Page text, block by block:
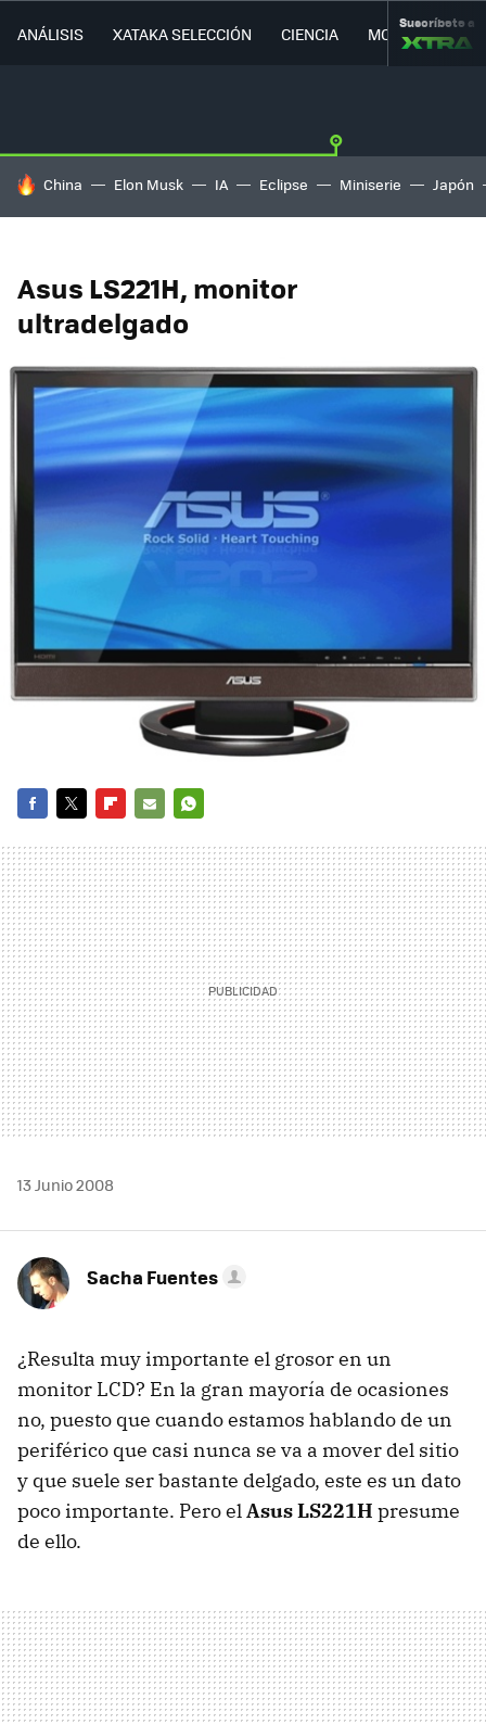
ANÁLISIS XATAKA SELECCIÓN CIENCIA MOVILIDAD
Suscríbete a
HOY SE HABLA DE
China Elon Musk IA Eclipse Miniserie Japón
Asus LS221H, monitor
ultradelgado
MAIL
13 Junio 2008
Sacha Fuentes
¿Resulta muy importante el grosor en un
monitor LCD? En la gran mayoría de ocasiones
no, puesto que cuando estamos hablando de un
periférico que casi nunca se va a mover del sitio
y que suele ser bastante delgado, este es un dato
poco importante. Pero elAsus LS221H presume
de ello.